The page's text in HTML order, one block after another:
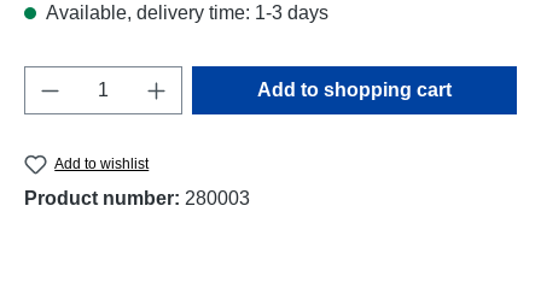
Available, delivery time: 1-3 days
Product Quantity: Enter the desired
Add to shopping cart
Add to wishlist
Product number: 280003